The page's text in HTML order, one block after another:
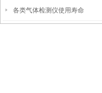
各类气体检测仪使用寿命